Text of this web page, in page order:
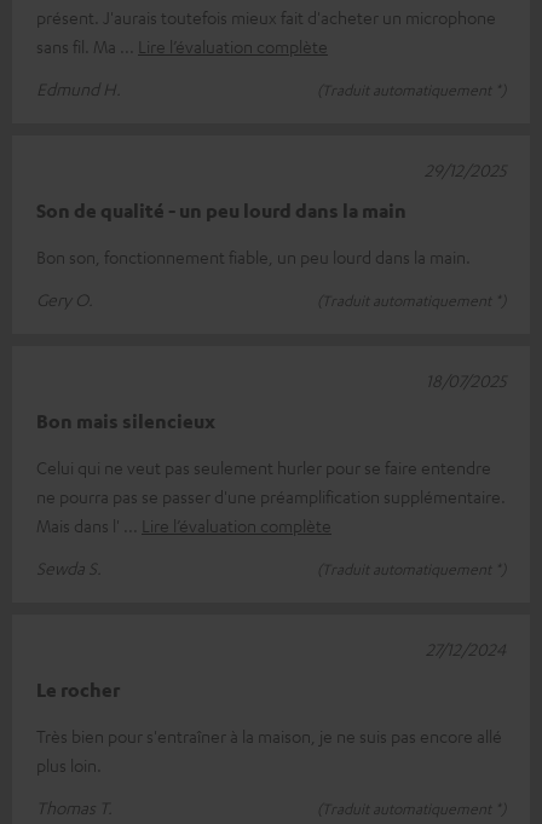
présent. J'aurais toutefois mieux fait d'acheter un microphone
sans fil. Ma
Lire l’évaluation complète
Edmund H.
(Traduit automatiquement *)
Son de qualité - un peu lourd dans la main
Bon son, fonctionnement fiable, un peu lourd dans la main.
Gery O.
(Traduit automatiquement *)
29/12/2025
Bon mais silencieux
Celui qui ne veut pas seulement hurler pour se faire entendre
ne pourra pas se passer d'une préamplification supplémentaire.
Mais dans l'
Lire l’évaluation complète
Sewda S.
(Traduit automatiquement *)
18/07/2025
Le rocher
Très bien pour s'entraîner à la maison, je ne suis pas encore allé
plus loin.
Thomas T.
(Traduit automatiquement *)
27/12/2024